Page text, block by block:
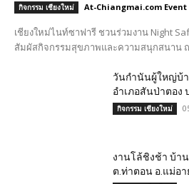
กิจกรรม เชียงใหม่ At-Chiangmai.com Event
เชียงใหม่ไนท์ซาฟารี ชวนร่วมงาน Night
สัมผัสกิจกรรมสุขภาพและความสนุกสนาน
วันกำนันผู้ใหญ่บ้
อำเภอสันป่าตอง
กิจกรรม เชียงใหม่
งานโล้ชิงช้า บ้า
ต.ท่าตอน อ.แม่อา